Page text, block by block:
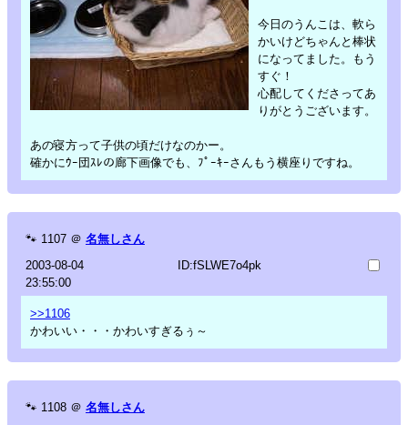
今日のうんこは、軟ら
かいけどちゃんと棒状
になってました。もう
すぐ！
心配してくださってあ
りがとうございます。
あの寝方って子供の頃だけなのかー。
確かにｳｰ団ｽﾚの廊下画像でも、ﾌﾟｰｷｰさんもう横座りですね。
🐾 1107 ＠ 名無しさん
2003-08-04
23:55:00
ID:fSLWE7o4pk
>>1106
かわいい・・・かわいすぎるぅ～
🐾 1108 ＠ 名無しさん